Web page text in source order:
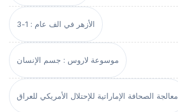
الأزهر في الف عام : 1-3
موسوعة لاروس : جسم الإنسان
معالجة الصحافة الإماراتية للإحتلال الأمريكي للعراق